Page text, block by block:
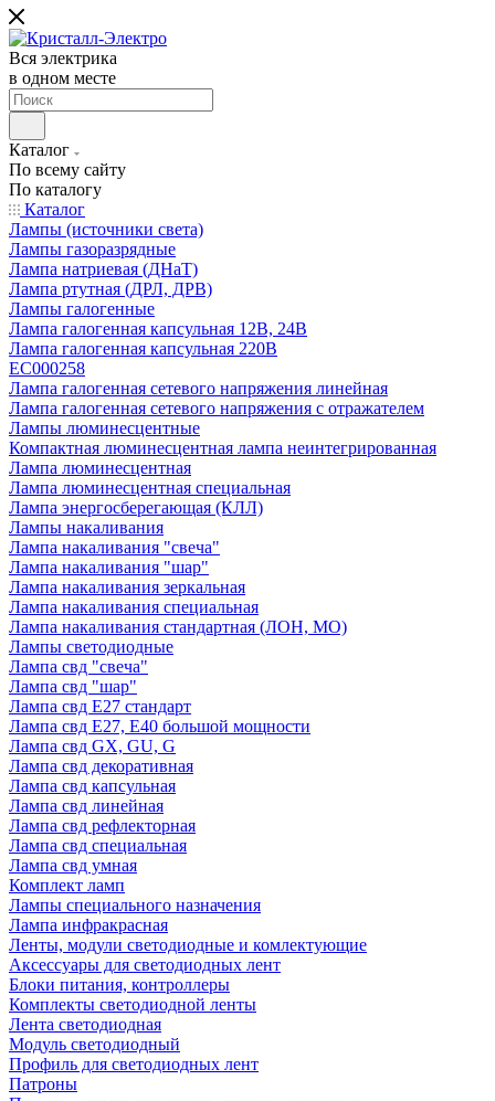
Вся электрика
в одном месте
Каталог
По всему сайту
По каталогу
Каталог
Лампы (источники света)
Лампы газоразрядные
Лампа натриевая (ДНаТ)
Лампа ртутная (ДРЛ, ДРВ)
Лампы галогенные
Лампа галогенная капсульная 12В, 24В
Лампа галогенная капсульная 220В
EC000258
Лампа галогенная сетевого напряжения линейная
Лампа галогенная сетевого напряжения с отражателем
Лампы люминесцентные
Компактная люминесцентная лампа неинтегрированная
Лампа люминесцентная
Лампа люминесцентная специальная
Лампа энергосберегающая (КЛЛ)
Лампы накаливания
Лампа накаливания "свеча"
Лампа накаливания "шар"
Лампа накаливания зеркальная
Лампа накаливания специальная
Лампа накаливания стандартная (ЛОН, МО)
Лампы светодиодные
Лампа свд "свеча"
Лампа свд "шар"
Лампа свд E27 стандарт
Лампа свд E27, Е40 большой мощности
Лампа свд GX, GU, G
Лампа свд декоративная
Лампа свд капсульная
Лампа свд линейная
Лампа свд рефлекторная
Лампа свд специальная
Лампа свд умная
Комплект ламп
Лампы специального назначения
Лампа инфракрасная
Ленты, модули светодиодные и комлектующие
Аксессуары для светодиодных лент
Блоки питания, контроллеры
Комплекты светодиодной ленты
Лента светодиодная
Модуль светодиодный
Профиль для светодиодных лент
Патроны